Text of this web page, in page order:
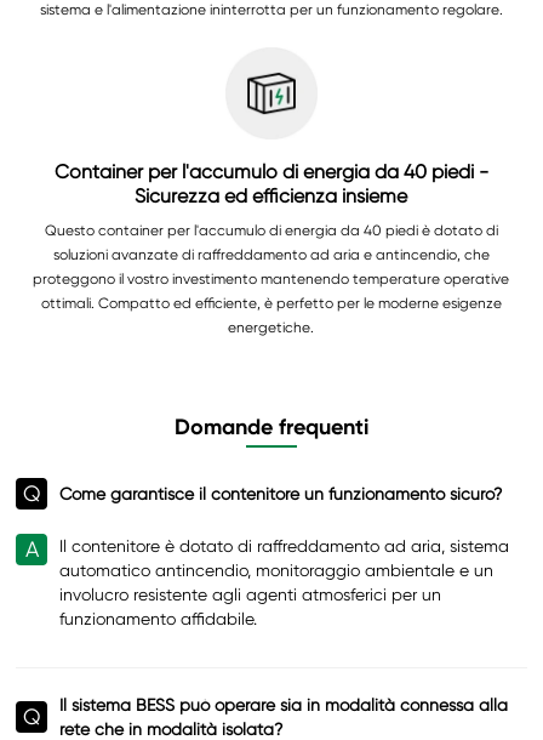
sistema e l'alimentazione ininterrotta per un funzionamento regolare.
Container per l'accumulo di energia da 40 piedi -
Sicurezza ed efficienza insieme
Questo container per l'accumulo di energia da 40 piedi è dotato di
soluzioni avanzate di raffreddamento ad aria e antincendio, che
proteggono il vostro investimento mantenendo temperature operative
ottimali. Compatto ed efficiente, è perfetto per le moderne esigenze
energetiche.
Domande frequenti
Q Come garantisce il contenitore un funzionamento sicuro?
A
Il contenitore è dotato di raffreddamento ad aria, sistema
automatico antincendio, monitoraggio ambientale e un
involucro resistente agli agenti atmosferici per un
funzionamento affidabile.
Q
Il sistema BESS può operare sia in modalità connessa alla
rete che in modalità isolata?